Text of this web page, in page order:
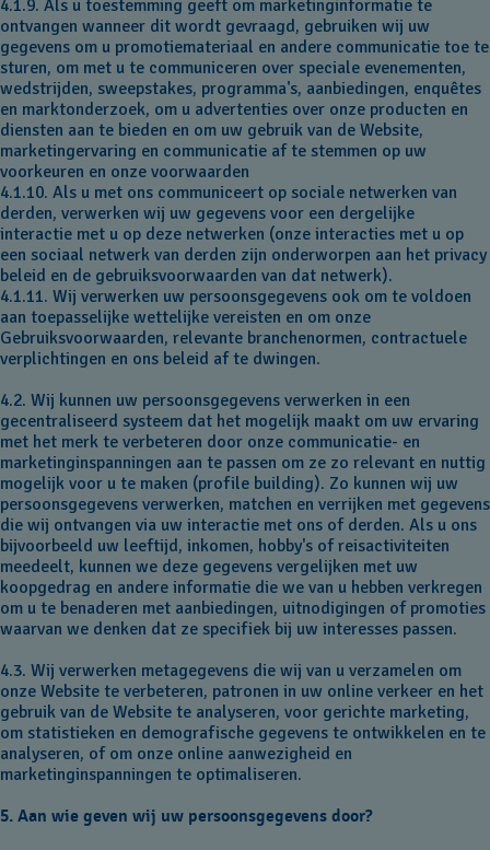
4.1.9. Als u toestemming geeft om marketinginformatie te
ontvangen wanneer dit wordt gevraagd, gebruiken wij uw
gegevens om u promotiemateriaal en andere communicatie toe te
sturen, om met u te communiceren over speciale evenementen,
wedstrijden, sweepstakes, programma's, aanbiedingen, enquêtes
en marktonderzoek, om u advertenties over onze producten en
diensten aan te bieden en om uw gebruik van de Website,
marketingervaring en communicatie af te stemmen op uw
voorkeuren en onze voorwaarden
4.1.10. Als u met ons communiceert op sociale netwerken van
derden, verwerken wij uw gegevens voor een dergelijke
interactie met u op deze netwerken (onze interacties met u op
een sociaal netwerk van derden zijn onderworpen aan het privacy
beleid en de gebruiksvoorwaarden van dat netwerk).
4.1.11. Wij verwerken uw persoonsgegevens ook om te voldoen
aan toepasselijke wettelijke vereisten en om onze
Gebruiksvoorwaarden, relevante branchenormen, contractuele
verplichtingen en ons beleid af te dwingen.
4.2. Wij kunnen uw persoonsgegevens verwerken in een
gecentraliseerd systeem dat het mogelijk maakt om uw ervaring
met het merk te verbeteren door onze communicatie- en
marketinginspanningen aan te passen om ze zo relevant en nuttig
mogelijk voor u te maken (profile building). Zo kunnen wij uw
persoonsgegevens verwerken, matchen en verrijken met gegevens
die wij ontvangen via uw interactie met ons of derden. Als u ons
bijvoorbeeld uw leeftijd, inkomen, hobby's of reisactiviteiten
meedeelt, kunnen we deze gegevens vergelijken met uw
koopgedrag en andere informatie die we van u hebben verkregen
om u te benaderen met aanbiedingen, uitnodigingen of promoties
waarvan we denken dat ze specifiek bij uw interesses passen.
4.3. Wij verwerken metagegevens die wij van u verzamelen om
onze Website te verbeteren, patronen in uw online verkeer en het
gebruik van de Website te analyseren, voor gerichte marketing,
om statistieken en demografische gegevens te ontwikkelen en te
analyseren, of om onze online aanwezigheid en
marketinginspanningen te optimaliseren.
5. Aan wie geven wij uw persoonsgegevens door?